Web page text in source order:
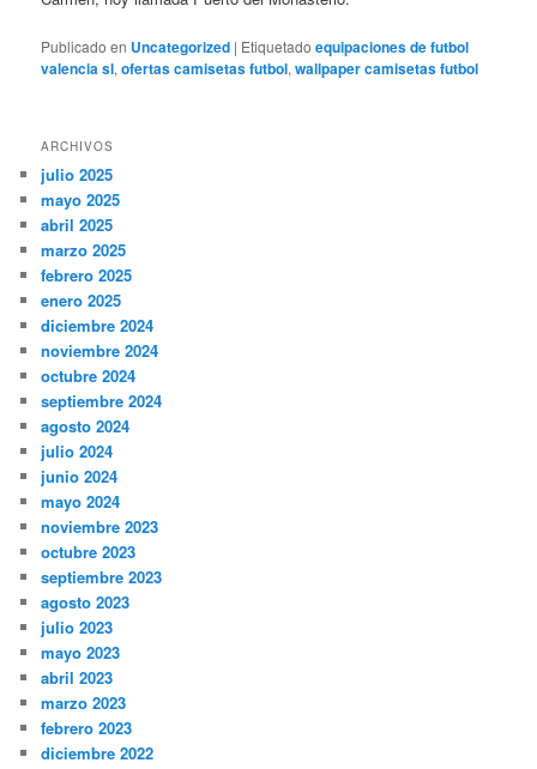
Publicado en Uncategorized | Etiquetado equipaciones de futbol
valencia sl,ofertas camisetas futbol,wallpaper camisetas futbol
ARCHIVOS
julio 2025
mayo 2025
abril 2025
marzo 2025
febrero 2025
enero 2025
diciembre 2024
noviembre 2024
octubre 2024
septiembre 2024
agosto 2024
julio 2024
junio 2024
mayo 2024
noviembre 2023
octubre 2023
septiembre 2023
agosto 2023
julio 2023
mayo 2023
abril 2023
marzo 2023
febrero 2023
diciembre 2022